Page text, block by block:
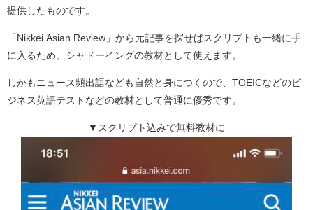
提供したものです。
「Nikkei Asian Review」から元記事を探せばスクリプトも一緒に手
に入るため、シャドーイングの教材として使えます。
しかもニュース頻出語なども自然と身につくので、TOEICなどのビ
ジネス英語テストなどの教材として普通に優秀です。
▼スクリプト込みで無料教材に